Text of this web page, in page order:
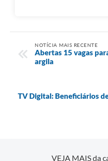
NOTÍCIA MAIS RECENTE
Abertas 15 vagas
argila
TV Digital: Beneficiários
VEJA MAIS da